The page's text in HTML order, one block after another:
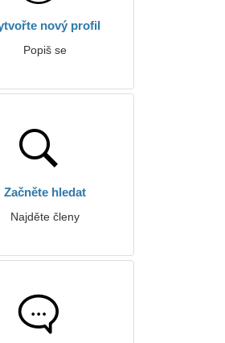
nový profil
Popiš se
Začněte hledat
Najděte členy